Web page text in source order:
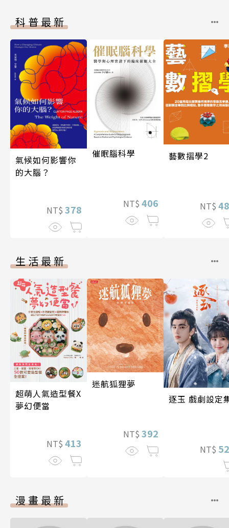
科普最新
氣候如何影響你
的大腦？
NT$ 378
催眠腦科學
NT$ 406
藝數摺學2
NT$
生活最新
超萌人氣造型餐X
夢幻便當
NT$ 413
迷航狐狸夢
NT$ 392
逐玉 戲劇設定
NT$
漫畫最新